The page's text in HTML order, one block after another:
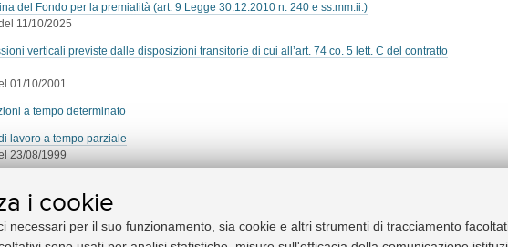
i cookie
necessari per il suo funzionamento, sia cookie e altri strumenti di tracciamento
del Fondo per la premialità (art. 9 Legge 30.12.2010 n. 240 e ss.mm.ii.)
11/10/2025
verticali previste dalle disposizioni transitorie di cui all’art. 74 co. 5 lett. C del contratto
01/10/2001
a tempo determinato
lavoro a tempo parziale
23/08/1999
01/01/2012
dei professori e delle professoresse straordinari a tempo determinato
04/05/2016